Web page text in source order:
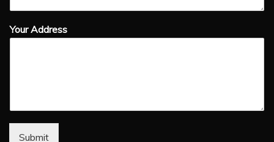
Your Address
Submit